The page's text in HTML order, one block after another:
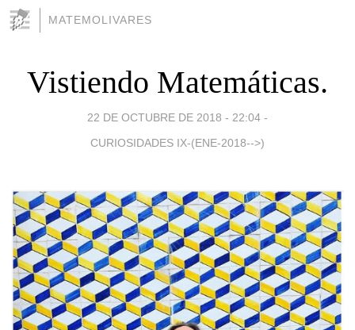
MATEMOLIVARES
Vistiendo Matemáticas.
22 DE OCTUBRE DE 2018 - 22:04 -
CURIOSIDADES IX-(ENE-2018-->)